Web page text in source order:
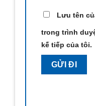
Lưu tên
trong trình
kế tiếp của tôi.